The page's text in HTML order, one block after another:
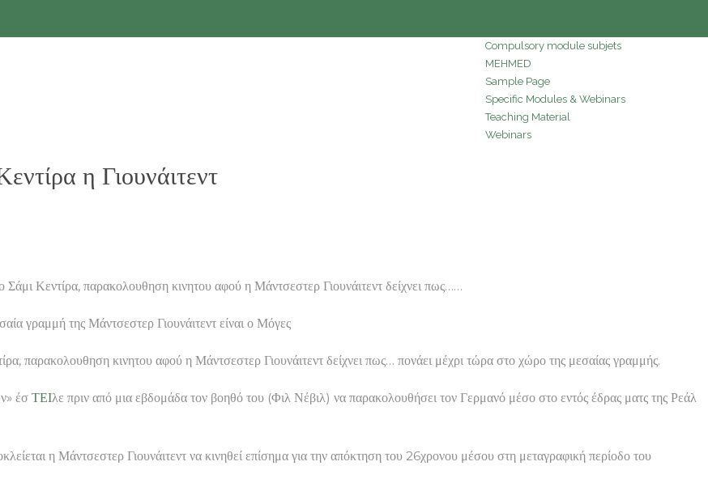
Compulsory module subjets
MEHMED
Sample Page
Specific Modules & Webinars
Teaching Material
Webinars
η Γιουνάιτεντ
Κεντίρα, παρακολουθηση κινητου αφού η Μάντσεστερ Γιουνάιτεντ δείχνει πως……
γραμμή της Μάντσεστερ Γιουνάιτεντ είναι ο Μόγες
παρακολουθηση κινητου αφού η Μάντσεστερ Γιουνάιτεντ δείχνει πως… πονάει μέχρι τώρα στο χώρο της μεσαίας γραμμής.
έσ ΤΕΙλε πριν από μια εβδομάδα τον βοηθό του (Φιλ Νέβιλ) να παρακολουθήσει τον Γερμανό μέσο στο εντός έδρας ματς της Ρεάλ
η Μάντσεστερ Γιουνάιτεντ να κινηθεί επίσημα για την απόκτηση του 26χρονου μέσου στη μεταγραφική περίοδο του